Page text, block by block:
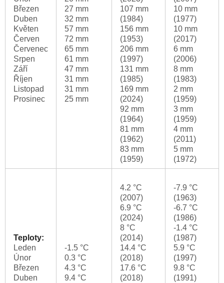
Březen
Duben
Květen
Červen
Červenec
Srpen
Září
Říjen
Listopad
Prosinec
27 mm
32 mm
57 mm
72 mm
65 mm
61 mm
47 mm
31 mm
31 mm
25 mm
107 mm
(1984)
156 mm
(1953)
206 mm
(1997)
131 mm
(1985)
169 mm
(2024)
92 mm
(1964)
81 mm
(1962)
83 mm
(1959)
10 mm
(1977)
10 mm
(2017)
6 mm
(2006)
8 mm
(1983)
2 mm
(1959)
3 mm
(1959)
4 mm
(2011)
5 mm
(1972)
Teploty:
Leden
Únor
Březen
Duben
-1.5 °C
0.3 °C
4.3 °C
9.4 °C
4.2 °C
(2007)
6.9 °C
(2024)
8 °C
(2014)
14.4 °C
(2018)
17.6 °C
(2018)
-7.9 °C
(1963)
-6.7 °C
(1986)
-1.4 °C
(1987)
5.9 °C
(1997)
9.8 °C
(1991)